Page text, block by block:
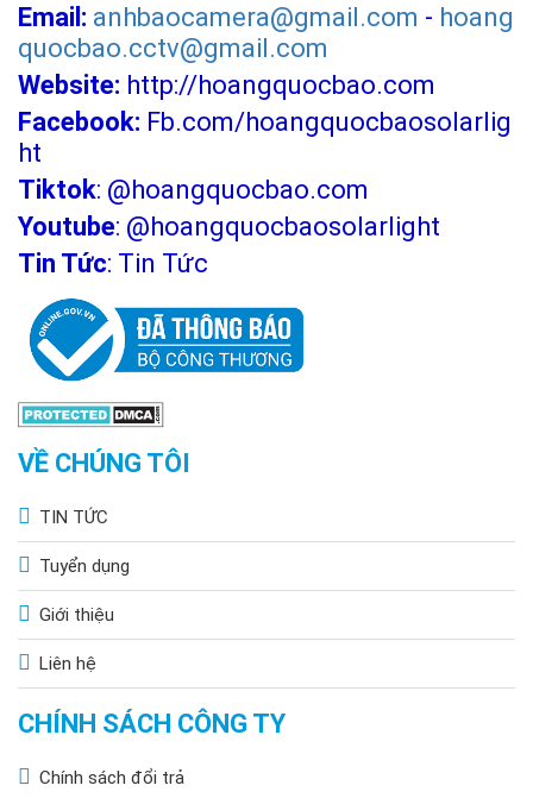
Email: anhbaocamera@gmail.com - hoang
quocbao.cctv@gmail.com
Website: http://hoangquocbao.com
Facebook: Fb.com/hoangquocbaosolarlig
ht
Tiktok: @hoangquocbao.com
Youtube: @hoangquocbaosolarlight
Tin Tức: Tin Tức
VỀ CHÚNG TÔI
TIN TỨC
Tuyển dụng
Giới thiệu
Liên hệ
CHÍNH SÁCH CÔNG TY
Chính sách đổi trả